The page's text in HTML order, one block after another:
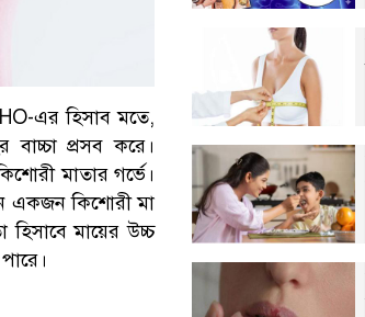
এর হিসাব মতে,
বাচ্চা প্রসব করে।
মাতার গর্ভে।
একজন কিশোরী মা
মায়ের উচ্চ